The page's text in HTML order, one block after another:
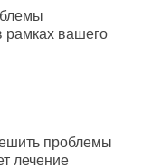
рамках вашего
проблемы
лечение